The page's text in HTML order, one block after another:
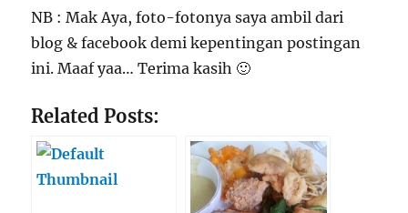
NB : Mak Aya, foto-fotonya saya ambil dari
blog & facebook demi kepentingan postingan
ini. Maaf yaa… Terima kasih 🙂
Related Posts: